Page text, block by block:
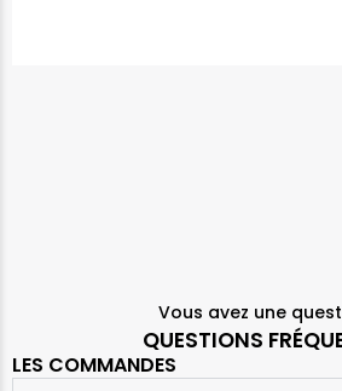
Vous avez une
QUESTIONS
LES COMMANDES